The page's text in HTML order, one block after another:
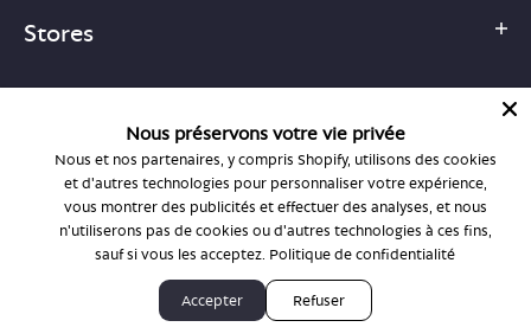
Stores
1-877-755-6659
support@bonlook.com
© BonLook 2026 operated by BonLook Optique & BonLook BC.
Dr. Frederic Marchand, optométriste.
Nous préservons votre vie privée
Nous et nos partenaires, y compris Shopify, utilisons des cookies
et d'autres technologies pour personnaliser votre expérience,
vous montrer des publicités et effectuer des analyses, et nous
n'utiliserons pas de cookies ou d'autres technologies à ces fins,
sauf si vous les acceptez. Politique de confidentialité
Accepter Refuser